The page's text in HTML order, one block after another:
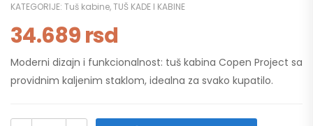
KATEGORIJE: Tuš kabine,TUŠ KADE I KABINE
34.689rsd
Moderni dizajn i funkcionalnost: tuš kabina Copen Project sa
providnim kaljenim staklom, idealna za svako kupatilo.